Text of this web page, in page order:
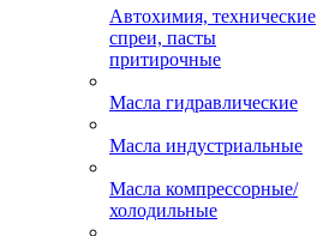
Автохимия, технические
спреи, пасты
притирочные
Масла гидравлические
Масла индустриальные
Масла компрессорные/
холодильные